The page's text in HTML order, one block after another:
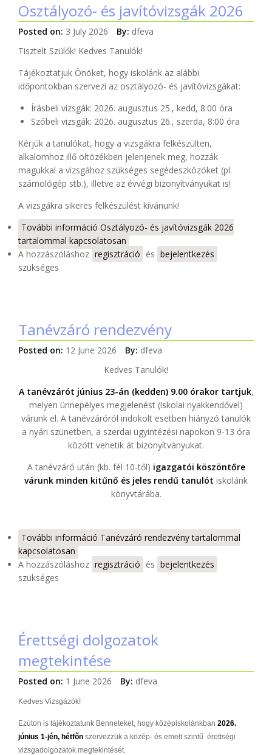
Osztályozó- és javítóvizsgák 2026
Posted on: 3 July 2026 By: dfeva
Tisztelt Szülők! Kedves Tanulók!
Tájékoztatjuk Önöket, hogy iskolánk az alábbi
időpontokban szervezi az osztályozó- és javítóvizsgákat:
Írásbeli vizsgák: 2026. augusztus 25., kedd, 8:00 óra
Szóbeli vizsgák: 2026. augusztus 26., szerda, 8:00 óra
Kérjük a tanulókat, hogy a vizsgákra felkészülten,
alkalomhoz illő öltözékben jelenjenek meg, hozzák
magukkal a vizsgához szükséges segédeszközöket (pl.
számológép stb.), illetve az évvégi bizonyítványukat is!
A vizsgákra sikeres felkészülést kívánunk!
További információ Osztályozó- és javítóvizsgák 2026
tartalommal kapcsolatosan
A hozzászóláshoz regisztráció és bejelentkezés
szükséges
Tanévzáró rendezvény
Posted on: 12 June 2026 By: dfeva
Kedves Tanulók!
A tanévzárót június 23-án (kedden) 9.00 órakor tartjuk,
melyen ünnepélyes megjelenést (iskolai nyakkendővel)
várunk el. A tanévzáróról indokolt esetben hiányzó tanulók
a nyári szünetben, a szerdai ügyintézési napokon 9-13 óra
között vehetik át bizonyítványukat.
A tanévzáró után (kb. fél 10-től) igazgatói köszöntőre
várunk minden kitűnő és jeles rendű tanulót iskolánk
könyvtárába.
További információ Tanévzáró rendezvény tartalommal
kapcsolatosan
A hozzászóláshoz regisztráció és bejelentkezés
szükséges
Érettségi dolgozatok
megtekintése
Posted on: 1 June 2026 By: dfeva
Kedves Vizsgázók!
Ezúton is tájékoztatunk Benneteket, hogy középiskolánkban 2026.
június 1-jén, hétfőn szervezzük a közép- és emelt szintű érettségi
vizsgadolgozatok megtekintését.